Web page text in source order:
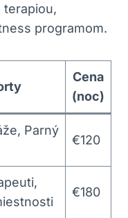
terapiou,
programom.
Cena
(noc)
Parný
€120
€180